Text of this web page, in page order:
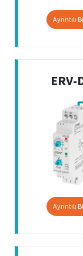
Ayrıntılı
ERV-
Ayrıntılı